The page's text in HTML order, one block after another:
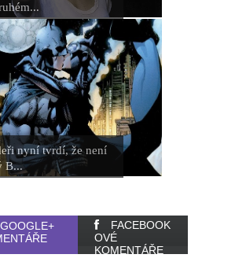
nyní tvrdí, že není
B...
GOOGLE+
FACEBOOK
OVÉ
KOMENTÁŘE